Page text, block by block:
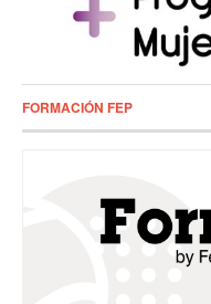
FORMACIÓN FEP